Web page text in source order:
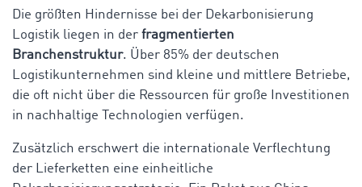
Die größten Hindernisse bei der Dekarbonisierung
Logistik liegen in der fragmentierten
Branchenstruktur. Über 85% der deutschen
Logistikunternehmen sind kleine und mittlere Betriebe,
die oft nicht über die Ressourcen für große Investitionen
in nachhaltige Technologien verfügen.
Zusätzlich erschwert die internationale Verflechtung
der Lieferketten eine einheitliche